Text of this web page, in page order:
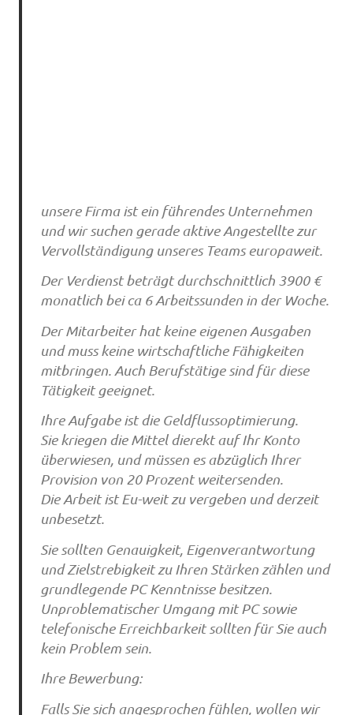
unsere Firma ist ein führendes Unternehmen
und wir suchen gerade aktive Angestellte zur
Vervollständigung unseres Teams europaweit.
Der Verdienst beträgt durchschnittlich 3900 €
monatlich bei ca 6 Arbeitssunden in der Woche.
Der Mitarbeiter hat keine eigenen Ausgaben
und muss keine wirtschaftliche Fähigkeiten
mitbringen. Auch Berufstätige sind für diese
Tätigkeit geeignet.
Ihre Aufgabe ist die Geldflussoptimierung.
Sie kriegen die Mittel dierekt auf Ihr Konto
überwiesen, und müssen es abzüglich Ihrer
Provision von 20 Prozent weitersenden.
Die Arbeit ist Eu-weit zu vergeben und derzeit
unbesetzt.
Sie sollten Genauigkeit, Eigenverantwortung
und Zielstrebigkeit zu Ihren Stärken zählen und
grundlegende PC Kenntnisse besitzen.
Unproblematischer Umgang mit PC sowie
telefonische Erreichbarkeit sollten für Sie auch
kein Problem sein.
Ihre Bewerbung:
Falls Sie sich angesprochen fühlen, wollen wir